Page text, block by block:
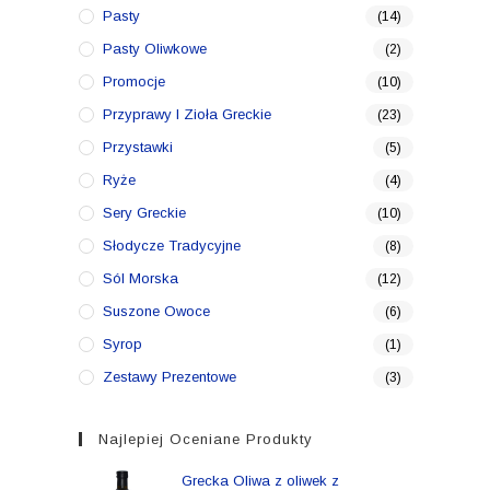
Pasty (14)
Pasty Oliwkowe (2)
Promocje (10)
Przyprawy I Zioła Greckie (23)
Przystawki (5)
Ryże (4)
Sery Greckie (10)
Słodycze Tradycyjne (8)
Sól Morska (12)
Suszone Owoce (6)
Syrop (1)
Zestawy Prezentowe (3)
Najlepiej Oceniane Produkty
Grecka Oliwa z oliwek z